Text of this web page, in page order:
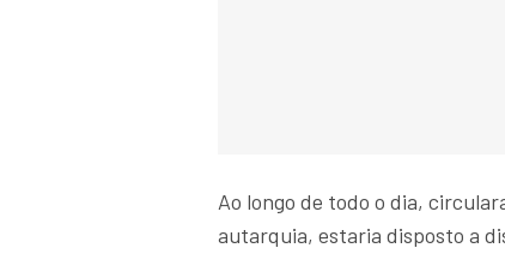
Ao longo de todo o dia,
autarquia, estaria disposto a